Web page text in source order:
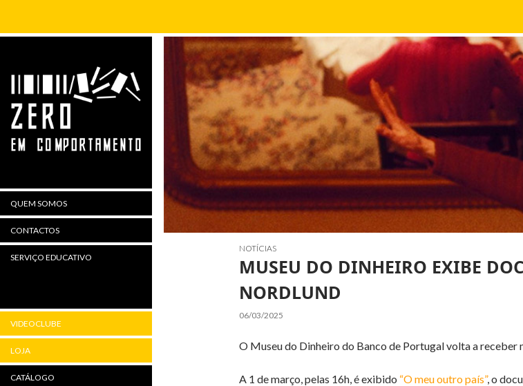
NOTÍCIAS
MUSEU DO DINHEIRO EXIBE
NORDLUND
06/03/2025
O Museu do Dinheiro do Banco de Portugal volta a receber
A 1 de março, pelas 16h, é exibido “O meu outro país”, o
QUEM SOMOS
CONTACTOS
SERVIÇO EDUCATIVO
VIDEOCLUBE
LOJA
CATÁLOGO